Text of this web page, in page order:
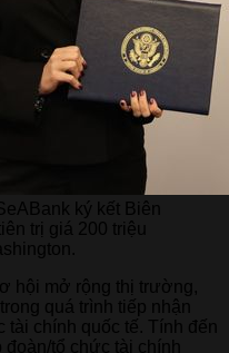
ký kết Biên
trị giá 200 triệu
hội mở rộng thị trường,
quá trình tiếp nhận
tài chính quốc tế. Tính đến
đoàn/tổ chức tài chính